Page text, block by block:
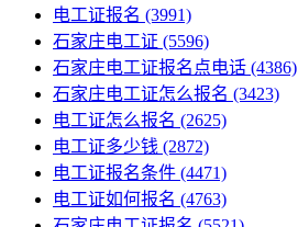
电工证报名 (3991)
石家庄电工证 (5596)
石家庄电工证报名点电话 (4386)
石家庄电工证怎么报名 (3423)
电工证怎么报名 (2625)
电工证多少钱 (2872)
电工证报名条件 (4471)
电工证如何报名 (4763)